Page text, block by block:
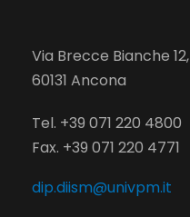
Via Brecce Bianche 12,
60131 Ancona
Tel. +39 071 220 4800
Fax. +39 071 220 4771
dip.diism@univpm.it